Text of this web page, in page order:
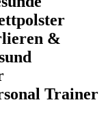
&
Trainer